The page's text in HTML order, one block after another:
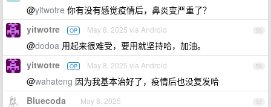
@yitwotre 你有没有感觉疫情后，鼻炎变严重了？
55
yitwotre OP May 8, 2025 via Android
@dodoa 用起来很难受，要用就坚持哈，加油。
56
yitwotre OP May 8, 2025 via Android
@wahateng 因为我基本治好了，疫情后也没复发哈
57
Bluecoda May 8, 2025